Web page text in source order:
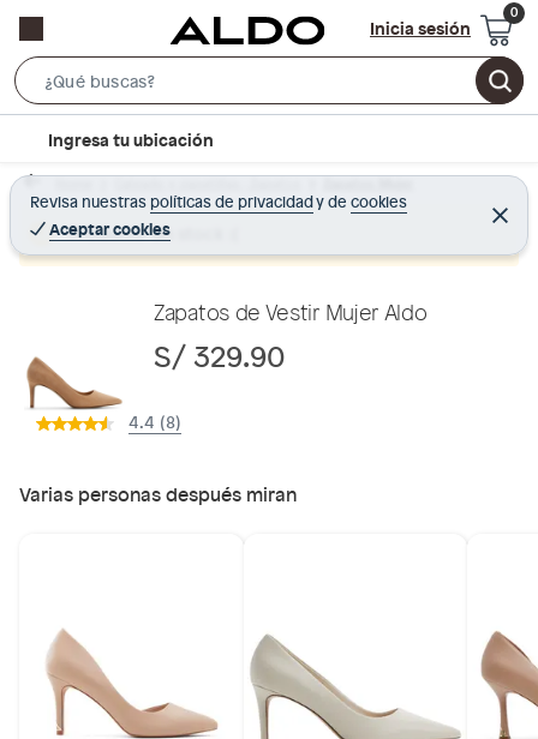
Inicia sesión
e
r
c
B
r
c
t
n
Ingresa tu ubicación
Revisa nuestras políticas de privacidadyde cookies
Aceptar cookies
C
e
r
Home Calzado y zapatillas - Zapatos Zapatos Mujer
Producto sin stock :(
Zapatos de Vestir Mujer Aldo
S/ 329.90
4.4 (8)
Varias personas después miran